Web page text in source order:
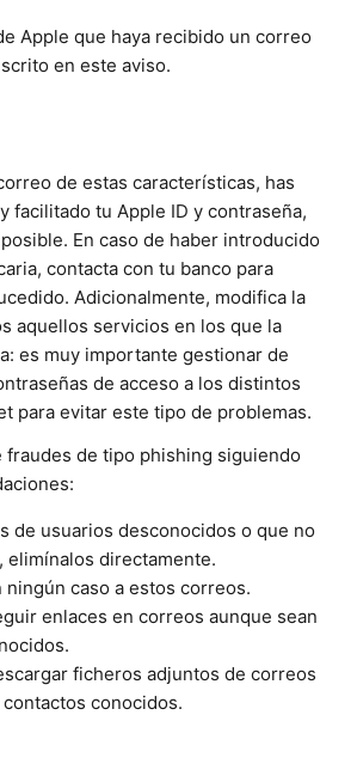
Apple que haya recibido un correo
en este aviso.
de estas características, has
facilitado tu Apple ID y contraseña,
En caso de haber introducido
contacta con tu banco para
Adicionalmente, modifica la
aquellos servicios en los que la
es muy importante gestionar de
de acceso a los distintos
para evitar este tipo de problemas.
fraudes de tipo phishing siguiendo
de usuarios desconocidos o que no
elimínalos directamente.
ningún caso a estos correos.
enlaces en correos aunque sean
ficheros adjuntos de correos
conocidos.